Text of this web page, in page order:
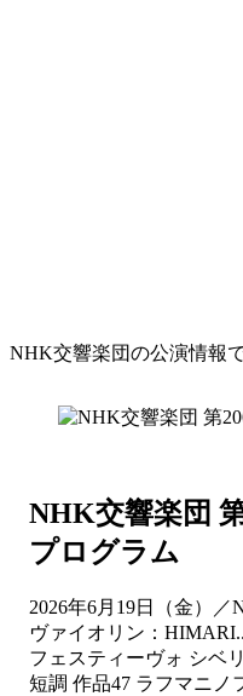
NHK交響楽団の公演情報で
NHK交響楽団
プログラム
2026年6月19日（金）
ヴァイオリン：
フェスティーヴォ シベ
短調 作品47 ラフマニノ